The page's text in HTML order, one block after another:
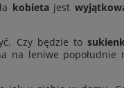
kobietajest
Czy będzie to
na leniwe popołudnie